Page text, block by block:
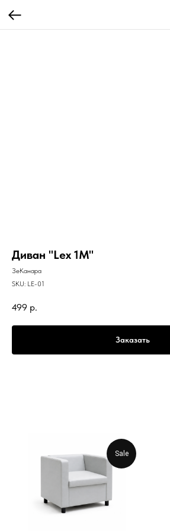
Диван "Lex 1M"
ЗеКанара
SKU: LE-01
499 р.
Заказать
Sale